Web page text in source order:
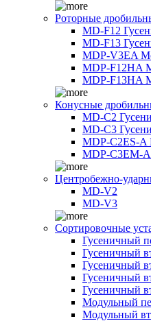
Роторные
MD-F12
MD-F13
MDP-V3EA
MDP-F12HA
MDP-F13HA
Конусные
MD-C2
MD-C3
MDP-C2ES-A
MDP-C3EM-
Центробежно-
MD-V2
MD-V3
Сортировочные
Гусеничный
Гусеничный
Гусеничный
Гусеничный
Гусеничный
Модульный
Модульный